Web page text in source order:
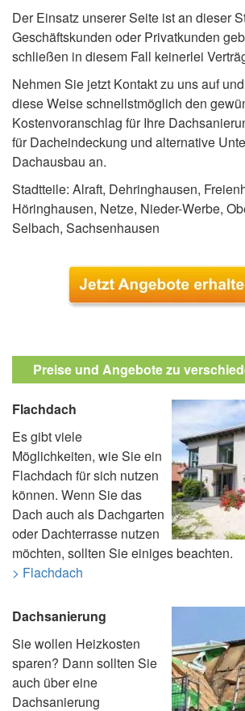
Der Einsatz unserer Seite ist an dieser
Geschäftskunden oder Privatkunden
schließen in diesem Fall keinerlei
Nehmen Sie jetzt Kontakt zu uns auf
diese Weise schnellstmöglich den
Kostenvoranschlag für Ihre
für Dacheindeckung und alternative
Dachausbau an.
Stadtteile: Alraft, Dehringhausen,
Höringhausen, Netze, Nieder-Werbe,
Selbach, Sachsenhausen
Preise und Angebote zu
Flachdach
Es gibt viele
Möglichkeiten, wie Sie ein
Flachdach für sich nutzen
können. Wenn Sie das
Dach auch als Dachgarten
oder Dachterrasse nutzen
möchten, sollten Sie einiges beachten.
> Flachdach
Dachsanierung
Sie wollen Heizkosten
sparen? Dann sollten Sie
auch über eine
Dachsanierung